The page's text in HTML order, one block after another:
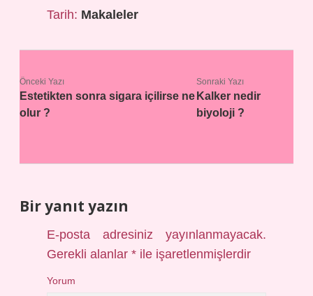
Tarih: Makaleler
Önceki Yazı
Estetikten sonra sigara içilirse ne
olur ?
Sonraki Yazı
Kalker nedir
biyoloji ?
Bir yanıt yazın
E-posta adresiniz yayınlanmayacak.
Gerekli alanlar* ile işaretlenmişlerdir
Yorum